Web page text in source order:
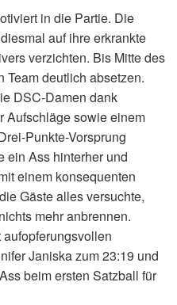
in die Partie. Die
auf ihre erkrankte
verzichten. Bis Mitte des
Team deutlich absetzen.
DSC-Damen dank
Aufschläge sowie einem
Punkte-Vorsprung
ein Ass hinterher und
einem konsequenten
Gäste alles versuchte,
mehr anbrennen.
Janiska zum 23:19 und
beim ersten Satzball für